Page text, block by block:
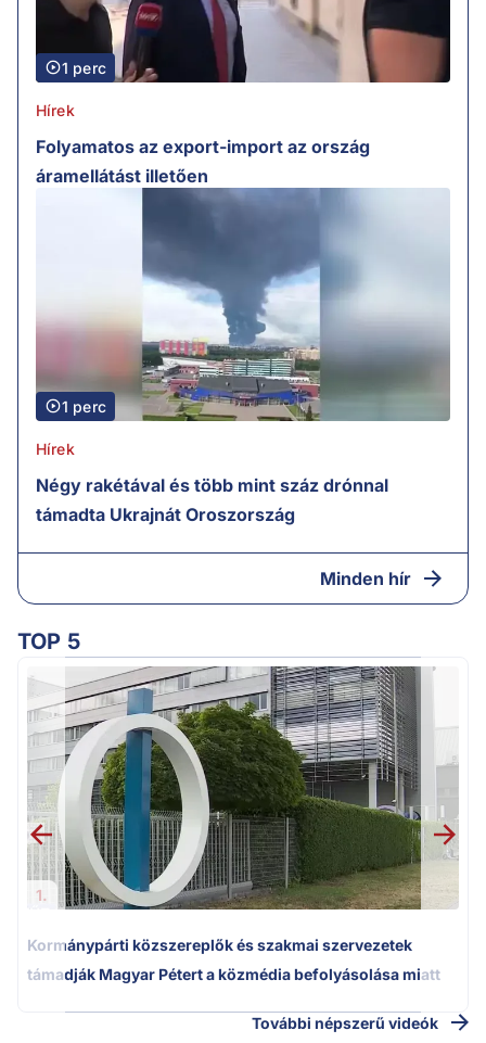
1 perc
Hírek
Folyamatos az export-import az ország
áramellátást illetően
1 perc
Hírek
Négy rakétával és több mint száz drónnal
támadta Ukrajnát Oroszország
Minden hír
TOP 5
1.
Kormánypárti közszereplők és szakmai szervezetek
támadják Magyar Pétert a közmédia befolyásolása miatt
További népszerű videók